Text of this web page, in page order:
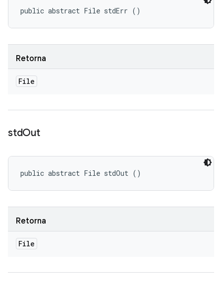
public abstract File stdErr ()
Retorna
File
stdOut
public abstract File stdOut ()
Retorna
File